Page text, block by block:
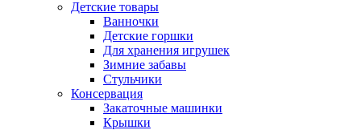
Детские товары
Ванночки
Детские горшки
Для хранения игрушек
Зимние забавы
Стульчики
Консервация
Закаточные машинки
Крышки